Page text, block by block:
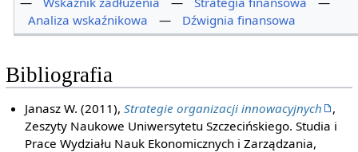
Analiza wskaźnikowa
— Dźwignia finansowa
Bibliografia
Janasz W. (2011),Strategie organizacji innowacyjnych
,
Zeszyty Naukowe Uniwersytetu Szczecińskiego. Studia i
Prace Wydziału Nauk Ekonomicznych i Zarządzania,